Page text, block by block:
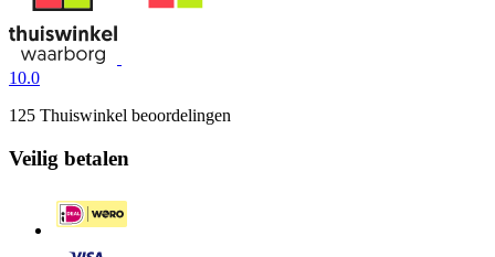
10.0
125 Thuiswinkel beoordelingen
Veilig betalen